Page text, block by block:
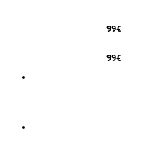
99€
99€